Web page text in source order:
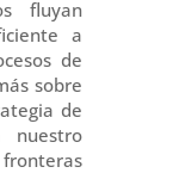
fluyan
a
de
sobre
de
nuestro